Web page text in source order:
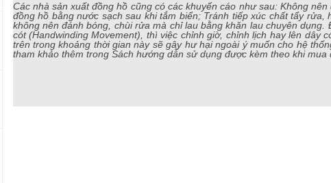
Các nhà sản xuất đồng hồ cũng có các khuyến cáo như sau: Không
đồng hồ bằng nước sạch sau khi tắm biển; Tránh tiếp xúc chất tẩy
không nên đánh bóng, chùi rửa mà chỉ lau bằng khăn lau chuyên
cót (Handwinding Movement), thì việc chỉnh giờ, chỉnh lịch hay lên
trên trong khoảng thời gian này sẽ gây hư hại ngoài ý muốn cho hệ
tham khảo thêm trong Sách hướng dẫn sử dụng được kèm theo khi mua